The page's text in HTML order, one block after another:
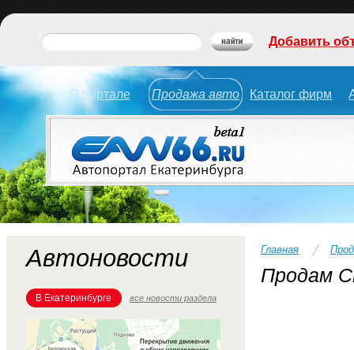
О портале Продажа авто Каталог фирм
Добавить
Главная
Продам
Автоновости
В Екатеринбурге все новости раздела